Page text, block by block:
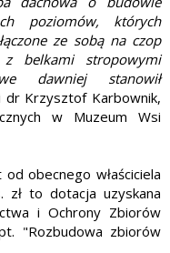
poziomów, których
ze sobą na czop
z belkami stropowymi
dawniej stanowił
dr Krzysztof Karbownik,
w Muzeum Wsi
obecnego właściciela
to dotacja uzyskana
i Ochrony Zbiorów
"Rozbudowa zbiorów